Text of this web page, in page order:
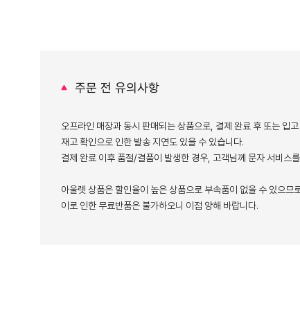
주문 전 유의사항
오프라인 매장과 동시 판매되는 상품으로, 결제 완료 후 또는 입
재고 확인으로 인한 발송 지연도 있을 수 있습니다.
결제 완료 이후 품절/결품이 발생한 경우, 고객님께 문자 서비스
아울렛 상품은 할인율이 높은 상품으로 부속품이 없을 수 있으므
이로 인한 무료반품은 불가하오니 이점 양해 바랍니다.